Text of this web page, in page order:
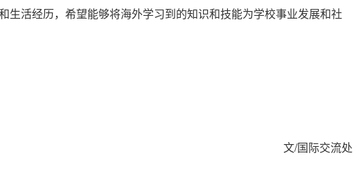
活经历，希望能够将海外学习到的知识和技能为学校事业发展和社
文/国际交流处